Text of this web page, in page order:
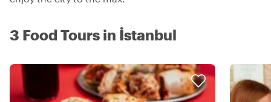
3 Food Tours in İstanbul